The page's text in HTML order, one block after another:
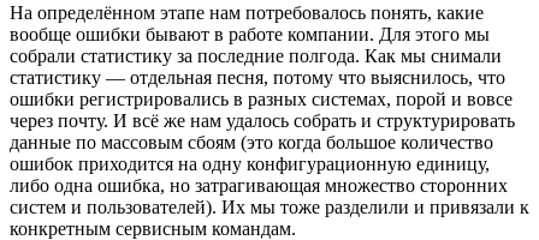
На определённом этапе нам потребовалось понять, какие
вообще ошибки бывают в работе компании. Для этого мы
собрали статистику за последние полгода. Как мы снимали
статистику — отдельная песня, потому что выяснилось, что
ошибки регистрировались в разных системах, порой и вовсе
через почту. И всё же нам удалось собрать и структурировать
данные по массовым сбоям (это когда большое количество
ошибок приходится на одну конфигурационную единицу,
либо одна ошибка, но затрагивающая множество сторонних
систем и пользователей). Их мы тоже разделили и привязали к
конкретным сервисным командам.